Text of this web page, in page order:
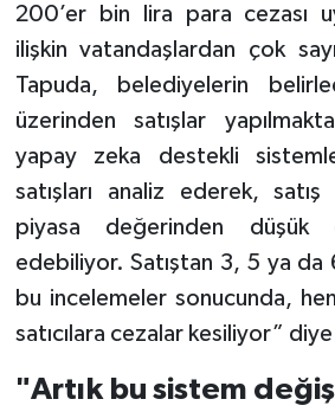
200’er bin lira para cezası
ilişkin vatandaşlardan çok
Tapuda, belediyelerin
üzerinden satışlar
yapay zeka destekli
satışları analiz ederek,
piyasa değerinden düşük
edebiliyor. Satıştan 3, 5 ya da
bu incelemeler sonucunda,
satıcılara cezalar kesiliyor”
"Artık bu sistem